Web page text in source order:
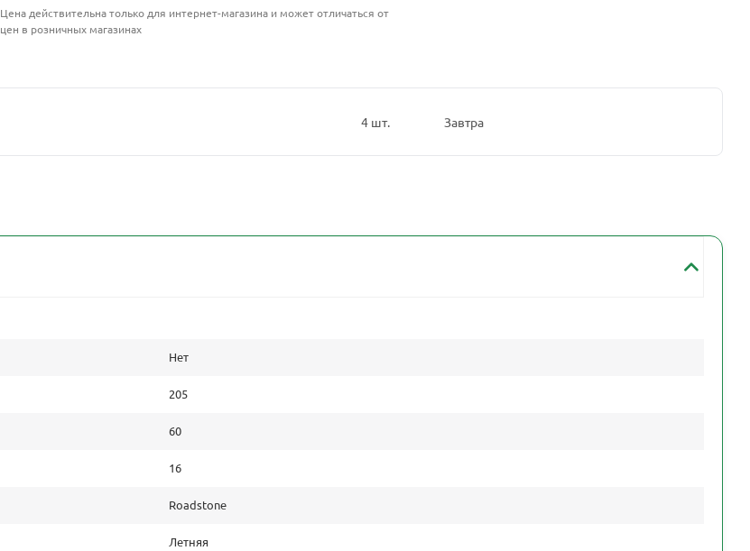
Цена действительна только для интернет-магазина и может отличаться от
цен в розничных магазинах
4 шт. Завтра
Нет
205
60
16
Roadstone
Летняя